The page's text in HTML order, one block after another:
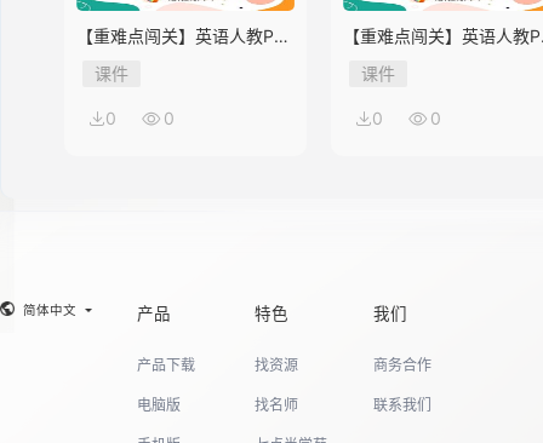
【重难点闯关】英语人教PEP
版5年级上册Unit 2
课件
0 0
【重难点闯关】英语人教
版4年级上册Unit 2
课件
0 0
简体中文 产品
产品下载
电脑版
特色
找资源
找名师
我们
商务合作
联系我们